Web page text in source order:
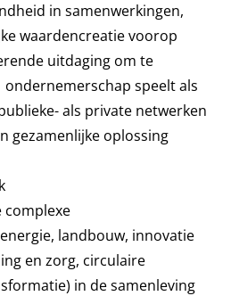
in samenwerkingen,
waardencreatie voorop
uitdaging om te
speelt als
als private netwerken
gezamenlijke oplossing
complexe
landbouw, innovatie
en zorg, circulaire
in de samenleving